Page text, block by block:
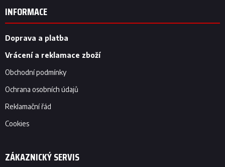
INFORMACE
Doprava a platba
Vrácení a reklamace zboží
Obchodní podmínky
Ochrana osobních údajů
Reklamační řád
Cookies